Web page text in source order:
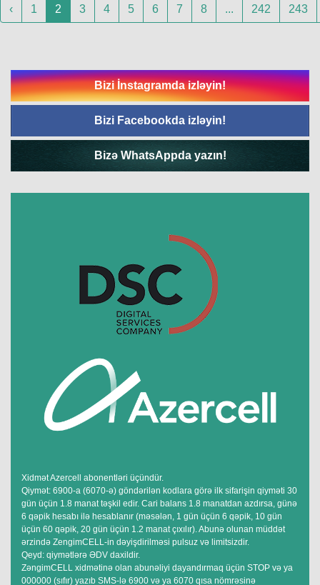
‹ 1 2 3 4 5 6 7 8 ... 242 243
Bizi İnstagramda izləyin!
Bizi Facebookda izləyin!
Bizə WhatsAppda yazın!
Xidmət Azercell abonentləri üçündür.
Qiymət: 6900-a (6070-ə) göndərilən kodlara görə ilk sifarişin qiyməti 30
gün üçün 1.8 manat təşkil edir. Cari balans 1.8 manatdan azdırsa, günə
6 qəpik hesabı ilə hesablanır (məsələn, 1 gün üçün 6 qəpik, 10 gün
üçün 60 qəpik, 20 gün üçün 1.2 manat çıxılır). Abunə olunan müddət
ərzində ZengimCELL-in dəyişdirilməsi pulsuz və limitsizdir.
Qeyd: qiymətlərə ƏDV daxildir.
ZəngimCELL xidmətinə olan abunəliyi dayandırmaq üçün STOP və ya
000000 (sıfır) yazıb SMS-lə 6900 və ya 6070 qısa nömrəsinə